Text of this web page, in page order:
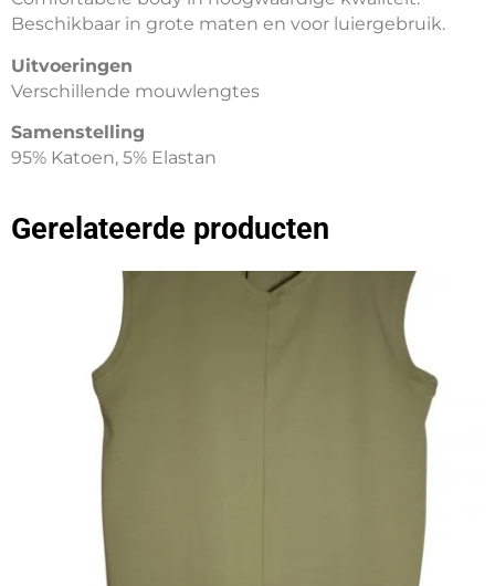
Beschikbaar in grote maten en voor luiergebruik.
Uitvoeringen
Verschillende mouwlengtes
Samenstelling
95% Katoen, 5% Elastan
Gerelateerde producten